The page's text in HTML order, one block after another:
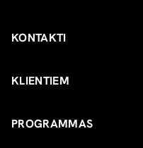
KONTAKTI
KLIENTIEM
PROGRAMMAS